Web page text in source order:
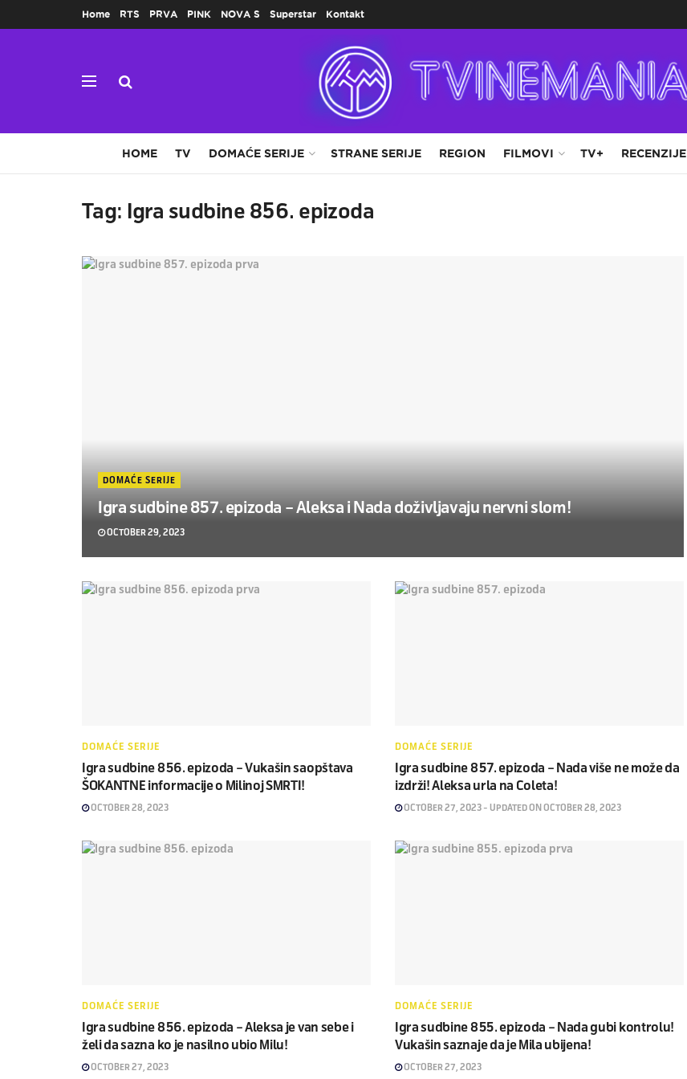
Home RTS PRVA PINK NOVA S Superstar Kontakt
HOME TV DOMAĆE SERIJE STRANE SERIJE REGION FILMOVI TV+ RECENZIJE
Tag: Igra sudbine 856. epizoda
DOMAĆE SERIJE
Igra sudbine 857. epizoda – Aleksa i Nada doživljavaju nervni slom!
OCTOBER 29, 2023
DOMAĆE SERIJE
Igra sudbine 856. epizoda – Vukašin saopštava
ŠOKANTNE informacije o Milinoj SMRTI!
OCTOBER 28, 2023
DOMAĆE SERIJE
Igra sudbine 857. epizoda – Nada više ne može da
izdrži! Aleksa urla na Coleta!
OCTOBER 27, 2023 - UPDATED ON OCTOBER 28, 2023
DOMAĆE SERIJE
Igra sudbine 856. epizoda – Aleksa je van sebe i
želi da sazna ko je nasilno ubio Milu!
OCTOBER 27, 2023
DOMAĆE SERIJE
Igra sudbine 855. epizoda – Nada gubi kontrolu!
Vukašin saznaje da je Mila ubijena!
OCTOBER 27, 2023